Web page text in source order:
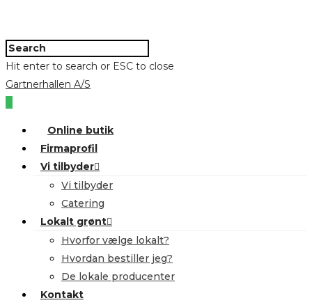
Hit enter to search or ESC to close
Gartnerhallen A/S
Online butik
Firmaprofil
Vi tilbyder
Vi tilbyder
Catering
Lokalt grønt
Hvorfor vælge lokalt?
Hvordan bestiller jeg?
De lokale producenter
Kontakt